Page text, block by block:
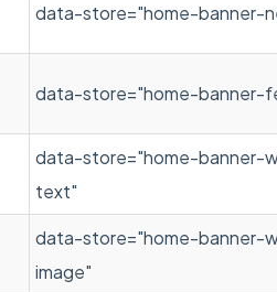
data-store="home-banner-
data-store="home-banner-
data-store="home-banner-
text"
data-store="home-banner-
image"